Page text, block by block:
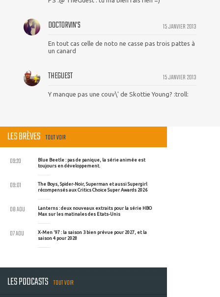
15 JANVIER 2013
DOCTORVIN'S
En tout cas celle de noto ne casse pas trois pattes à
un canard
15 JANVIER 2013
THEGUEST
Y manque pas une couv\' de Skottie Young? :troll:
LES BRÈVES TOUT VOIR
Blue Beetle : pas de panique, la série animée est
toujours en développement.
09:20
The Boys, Spider-Noir, Superman et aussi Supergirl
récompensés aux Critics Choice Super Awards 2026
09:01
Lanterns : deux nouveaux extraits pour la série HBO
Max sur les matinales des Etats-Unis
08 AOU
X-Men '97 : la saison 3 bien prévue pour 2027, et la
saison 4 pour 2028
07 AOU
LES PODCASTS TOUT VOIR